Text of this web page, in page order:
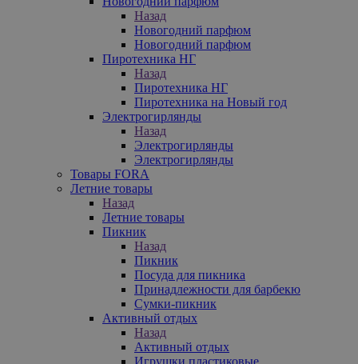
Назад
Новогодний парфюм
Новогодний парфюм
Пиротехника НГ
Назад
Пиротехника НГ
Пиротехника на Новый год
Электрогирлянды
Назад
Электрогирлянды
Электрогирлянды
Товары FORA
Летние товары
Назад
Летние товары
Пикник
Назад
Пикник
Посуда для пикника
Принадлежности для барбекю
Сумки-пикник
Активный отдых
Назад
Активный отдых
Игрушки пластиковые